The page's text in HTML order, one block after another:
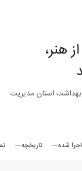
هنر،
بهداشت استان مدیریت
شده تاریخچه